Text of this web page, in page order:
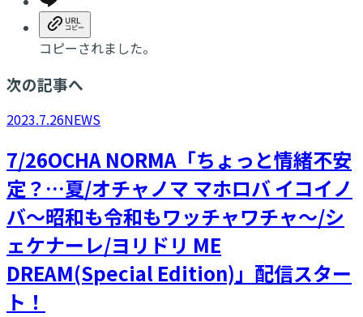
コピーされました。
次の記事へ
2023.7.26NEWS
7/26OCHA NORMA「ちょっと情緒不安
定？…夏/オチャノマ マホロバ イコイノ
バ～昭和も令和もワッチャワチャ～/シ
ェケナーレ/ヨリドリ ME
DREAM(Special Edition)」配信スター
ト！